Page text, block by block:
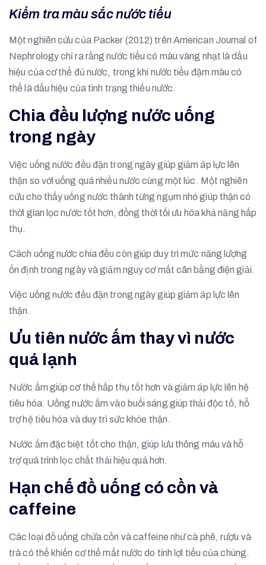
Kiểm tra màu sắc nước tiểu
Một nghiên cứu của Packer (2012) trên American Journal of
Nephrology chỉ ra rằng nước tiểu có màu vàng nhạt là dấu
hiệu của cơ thể đủ nước, trong khi nước tiểu đậm màu có
thể là dấu hiệu của tình trạng thiếu nước.
Chia đều lượng nước uống
trong ngày
Việc uống nước đều đặn trong ngày giúp giảm áp lực lên
thận so với uống quá nhiều nước cùng một lúc. Một nghiên
cứu cho thấy uống nước thành từng ngụm nhỏ giúp thận có
thời gian lọc nước tốt hơn, đồng thời tối ưu hóa khả năng hấp
thụ.
Cách uống nước chia đều còn giúp duy trì mức năng lượng
ổn định trong ngày và giảm nguy cơ mất cân bằng điện giải.
Việc uống nước đều đặn trong ngày giúp giảm áp lực lên
thận.
Ưu tiên nước ấm thay vì nước
quá lạnh
Nước ấm giúp cơ thể hấp thụ tốt hơn và giảm áp lực lên hệ
tiêu hóa. Uống nước ấm vào buổi sáng giúp thải độc tố, hỗ
trợ hệ tiêu hóa và duy trì sức khỏe thận.
Nước ấm đặc biệt tốt cho thận, giúp lưu thông máu và hỗ
trợ quá trình lọc chất thải hiệu quả hơn.
Hạn chế đồ uống có cồn và
caffeine
Các loại đồ uống chứa cồn và caffeine như cà phê, rượu và
trà có thể khiến cơ thể mất nước do tính lợi tiểu của chúng.